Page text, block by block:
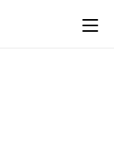
content